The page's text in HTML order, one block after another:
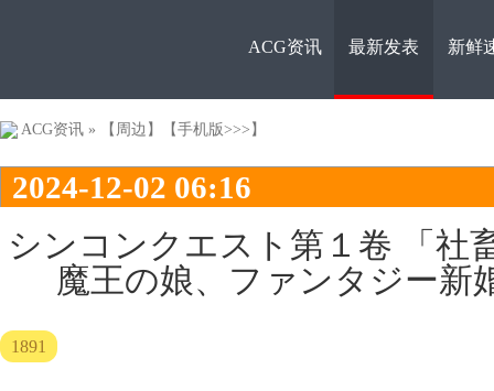
ACG资
ACG资讯 最新发表 新鲜
ACG资讯 » 【周边】 【手机版>>>】
2024-12-02 06:16
シンコンクエスト第１卷 「社
魔王の娘、ファンタジー新
1891